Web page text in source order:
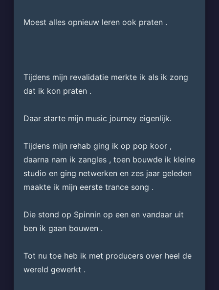
Moest alles opnieuw leren ook praten .
Tijdens mijn revalidatie merkte ik als ik zong
dat ik kon praten .
Daar starte mijn music journey eigenlijk.
Tijdens mijn rehab ging ik op pop koor ,
daarna nam ik zangles , toen bouwde ik kleine
studio en ging netwerken en zes jaar geleden
maakte ik mijn eerste trance song .
Die stond op Spinnin op een en vandaar uit
ben ik gaan bouwen .
Tot nu toe heb ik met producers over heel de
wereld gewerkt .